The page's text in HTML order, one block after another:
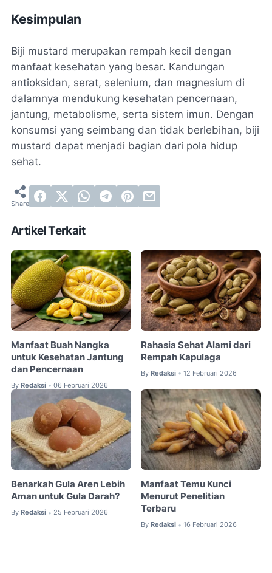
Kesimpulan
Biji mustard merupakan rempah kecil dengan
manfaat kesehatan yang besar. Kandungan
antioksidan, serat, selenium, dan magnesium di
dalamnya mendukung kesehatan pencernaan,
jantung, metabolisme, serta sistem imun. Dengan
konsumsi yang seimbang dan tidak berlebihan, biji
mustard dapat menjadi bagian dari pola hidup
sehat.
Artikel Terkait
Manfaat Buah Nangka
untuk Kesehatan Jantung
dan Pencernaan
By Redaksi • 06 Februari 2026
Rahasia Sehat Alami dari
Rempah Kapulaga
By Redaksi • 12 Februari 2026
Benarkah Gula Aren Lebih
Aman untuk Gula Darah?
By Redaksi • 25 Februari 2026
Manfaat Temu Kunci
Menurut Penelitian
Terbaru
By Redaksi • 16 Februari 2026